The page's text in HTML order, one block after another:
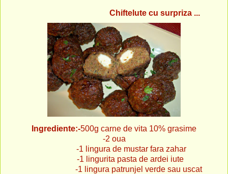
Chiftelute cu surpriza ...
Ingrediente:-500g carne de vita 10% grasime
-2 oua
-1 lingura de mustar fara zahar
-1 lingurita pasta de ardei iute
-1 lingura patrunjel verde sau uscat